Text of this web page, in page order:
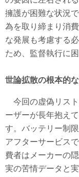
擁護が困難な状況
為を取り締まり消
な発展も考慮する
ため、監督執行に
世論拡散の根本的
今回の虚偽リス
ーザーが長年抱え
す。バッテリー制
アフターサービス
費者はメーカーの
実の苦情データと